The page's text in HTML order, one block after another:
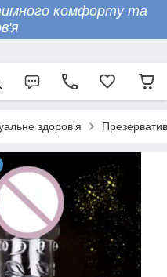
комфорту та
здоров'я